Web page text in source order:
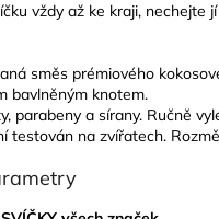
vždy až ke kraji, nechejte
směs prémiového
bavlněným knotem.
parabeny a sírany. Ručně
testován na zvířatech.